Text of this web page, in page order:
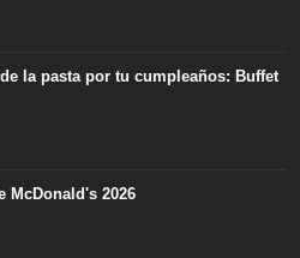
la pasta por tu cumpleaños: Buffet
McDonald's 2026